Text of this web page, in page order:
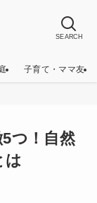
SEARCH
子育て・ママ友
つ！自然
は